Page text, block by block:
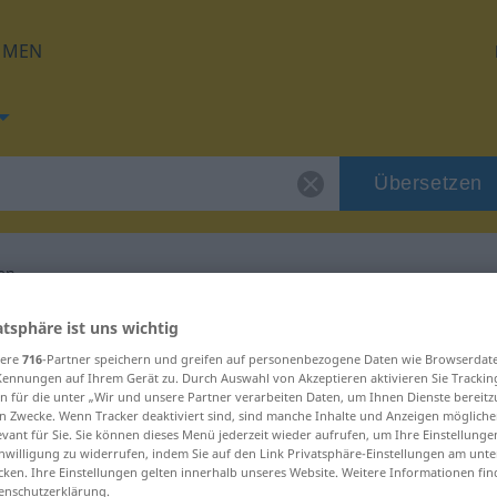
Übersetzen
für "anheimfallen"
Verb
ist uns wichtig
716-Partner speichern und greifen auf personenbezogene Daten wie
auf Ihrem Gerät zu. Durch Auswahl von Akzeptieren aktivieren Sie
für die unter „Wir und unsere Partner verarbeiten Daten, um Ihnen Dienste
Zwecke. Wenn Tracker deaktiviert sind, sind manche Inhalte und Anzeigen
für Sie. Sie können dieses Menü jederzeit wieder aufrufen, um Ihre
zu widerrufen, indem Sie auf den Link Privatsphäre-Einstellungen am
Ihre Einstellungen gelten innerhalb unseres Website. Weitere Informationen